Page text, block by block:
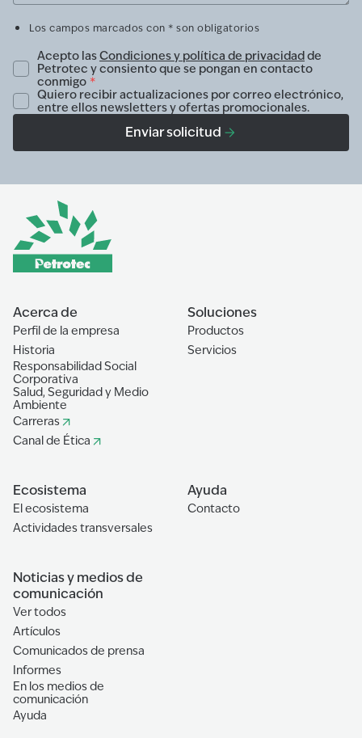
Los campos marcados con * son obligatorios
Acepto lasCondiciones y política de privacidadde
Petrotec y consiento que se pongan en contacto
conmigo *
Quiero recibir actualizaciones por correo electrónico,
entre ellos newsletters y ofertas promocionales.
Enviar solicitud
Acerca de
Perfil de la empresa
Historia
Responsabilidad Social
Corporativa
Salud, Seguridad y Medio
Ambiente
Carreras
Canal de Ética
Soluciones
Productos
Servicios
Ecosistema
El ecosistema
Actividades transversales
Ayuda
Contacto
Noticias y medios de
comunicación
Ver todos
Artículos
Comunicados de prensa
Informes
En los medios de
comunicación
Ayuda